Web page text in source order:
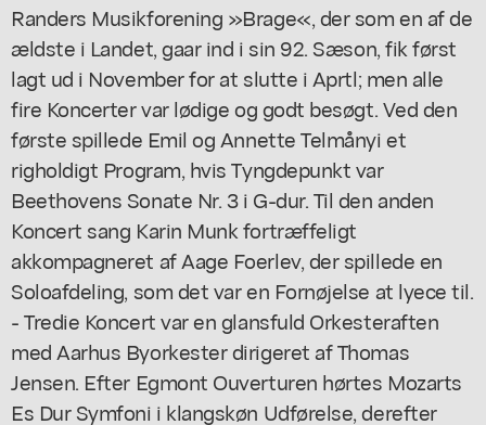
Randers Musikforening »Brage«, der som en af de
ældste i Landet, gaar ind i sin 92. Sæson, fik først
lagt ud i November for at slutte i Aprtl; men alle
fire Koncerter var lødige og godt besøgt. Ved den
første spillede Emil og Annette Telmånyi et
righoldigt Program, hvis Tyngdepunkt var
Beethovens Sonate Nr. 3 i G-dur. Til den anden
Koncert sang Karin Munk fortræffeligt
akkompagneret af Aage Foerlev, der spillede en
Soloafdeling, som det var en Fornøjelse at lyece til.
- Tredie Koncert var en glansfuld Orkesteraften
med Aarhus Byorkester dirigeret af Thomas
Jensen. Efter Egmont Ouverturen hørtes Mozarts
Es Dur Symfoni i klangskøn Udførelse, derefter